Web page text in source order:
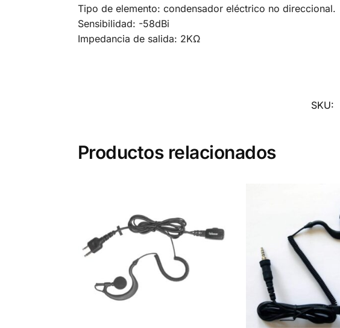
Tipo de elemento: condensador eléctrico no direccional.
Sensibilidad: -58dBi
Impedancia de salida: 2KΩ
SKU:
Productos relacionados